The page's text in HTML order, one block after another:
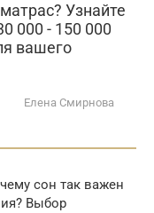
Узнайте
000 - 150 000
вашего
Елена Смирнова
сон так важен
Выбор